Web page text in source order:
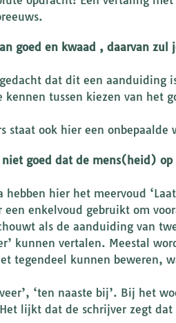
goed en kwaad , daarvan
dat dit een aanduiding
kennen tussen kiezen van het
staat ook hier een onbepaalde
niet goed dat de mens(heid)
hier het meervoud
enkelvoud gebruikt om
als de aanduiding van
kunnen vertalen. Meestal
tegendeel kunnen beweren,
‘ten naaste bij’. Bij het
lijkt dat de schrijver zegt